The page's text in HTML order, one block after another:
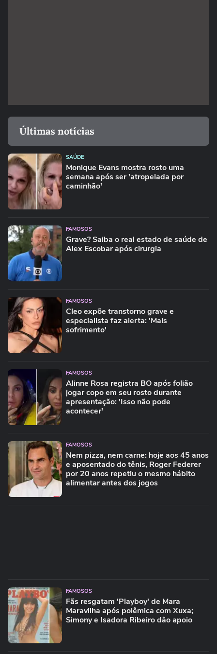
Últimas notícias
SAÚDE
Monique Evans mostra rosto uma
semana após ser 'atropelada por
caminhão'
FAMOSOS
Grave? Saiba o real estado de saúde de
Alex Escobar após cirurgia
FAMOSOS
Cleo expõe transtorno grave e
especialista faz alerta: 'Mais
sofrimento'
FAMOSOS
Alinne Rosa registra BO após folião
jogar copo em seu rosto durante
apresentação: 'Isso não pode
acontecer'
FAMOSOS
Nem pizza, nem carne: hoje aos 45 anos
e aposentado do tênis, Roger Federer
por 20 anos repetiu o mesmo hábito
alimentar antes dos jogos
FAMOSOS
Fãs resgatam 'Playboy' de Mara
Maravilha após polêmica com Xuxa;
Simony e Isadora Ribeiro dão apoio